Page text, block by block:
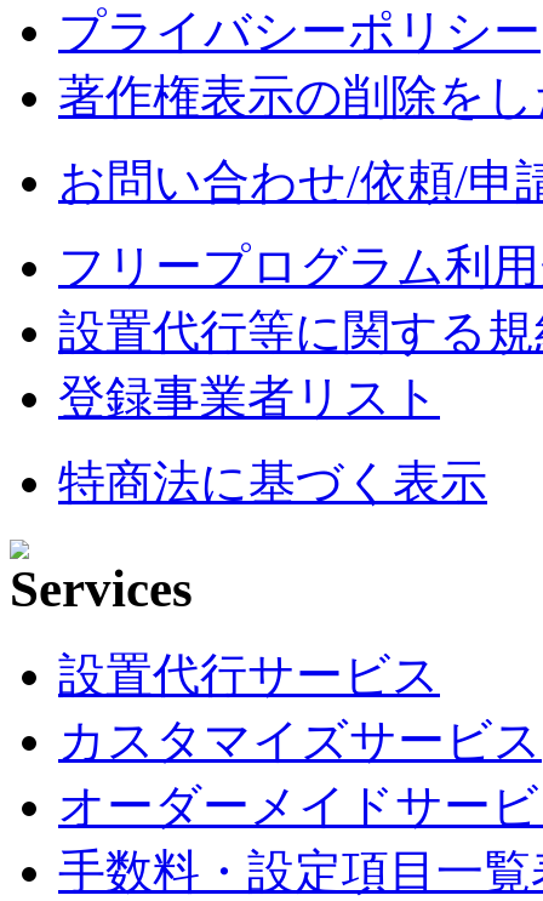
プライバシーポリシー
著作権表示の削除を
お問い合わせ/依頼/申
フリープログラム利
設置代行等に関する
登録事業者リスト
特商法に基づく表示
設置代行サービス
カスタマイズサービス
オーダーメイドサー
手数料・設定項目一覧